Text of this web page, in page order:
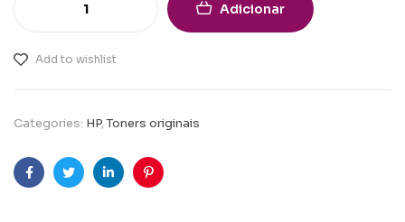
Adicionar
Add to wishlist
Categories: HP,Toners originais
FacebookTwitterLinkedinPinterest